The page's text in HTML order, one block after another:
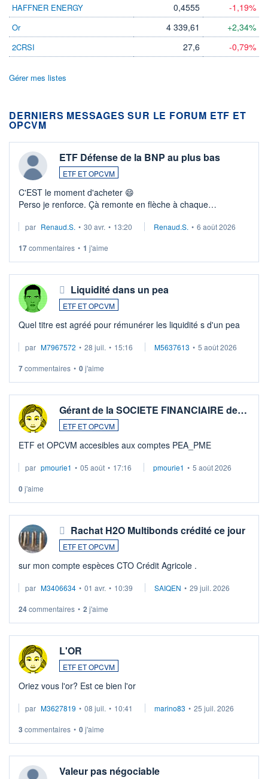
HAFFNER ENERGY 0,4555 -1,19%
Or 4 339,61 +2,34%
2CRSI 27,6 -0,79%
Gérer mes listes
DERNIERS MESSAGES SUR LE FORUM ETF ET
OPCVM
ETF Défense de la BNP au plus bas
ETF ET OPCVM
C'EST le moment d'acheter 😄​
Perso je renforce. Çà remonte en flèche à chaque
Investissement long terme tip top pour sa retraite.
par Renaud.S. • 30 avr. • 13:20 Renaud.S. • 6 août 2026
17commentaires • 1 j'aime
Liquidité dans un pea
ETF ET OPCVM
Quel titre est agréé pour rémunérer les liquidité s d'un pea
par M7967572 • 28 juil. • 15:16 M5637613 • 5 août 2026
7commentaires • 0j'aime
Gérant de la SOCIETE FINANCIAIRE de…
ETF ET OPCVM
ETF et OPCVM accesibles aux comptes PEA_PME
par pmourie1 • 05 août • 17:16 pmourie1 • 5 août 2026
0j'aime
Rachat H2O Multibonds crédité ce jour
ETF ET OPCVM
sur mon compte espèces CTO Crédit Agricole .
par M3406634 • 01 avr. • 10:39 SAIQEN • 29 juil. 2026
24commentaires • 2 j'aime
L'OR
ETF ET OPCVM
Oriez vous l'or? Est ce bien l'or
par M3627819 • 08 juil. • 10:41 marino83 • 25 juil. 2026
3 commentaires • 0j'aime
Valeur pas négociable